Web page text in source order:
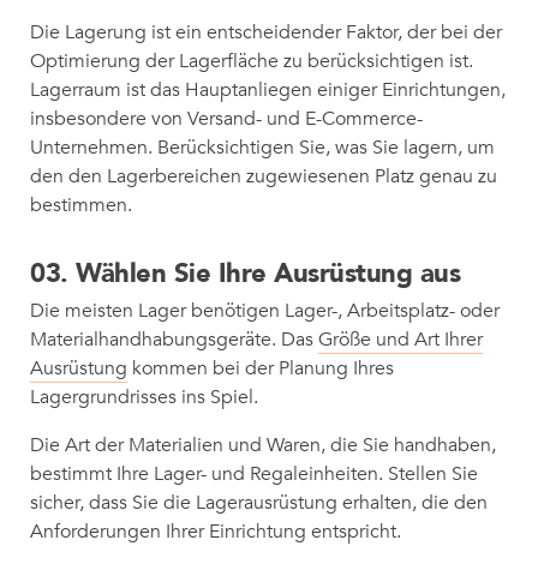
Die Lagerung ist ein entscheidender Faktor, der bei der
Optimierung der Lagerfläche zu berücksichtigen ist.
Lagerraum ist das Hauptanliegen einiger Einrichtungen,
insbesondere von Versand- und E-Commerce-
Unternehmen. Berücksichtigen Sie, was Sie lagern, um
den den Lagerbereichen zugewiesenen Platz genau zu
bestimmen.
03. Wählen Sie Ihre Ausrüstung aus
Die meisten Lager benötigen Lager-, Arbeitsplatz- oder
Materialhandhabungsgeräte. DasGröße und Art Ihrer
Ausrüstung kommen bei der Planung Ihres
Lagergrundrisses ins Spiel.
Die Art der Materialien und Waren, die Sie handhaben,
bestimmt Ihre Lager- und Regaleinheiten. Stellen Sie
sicher, dass Sie die Lagerausrüstung erhalten, die den
Anforderungen Ihrer Einrichtung entspricht.